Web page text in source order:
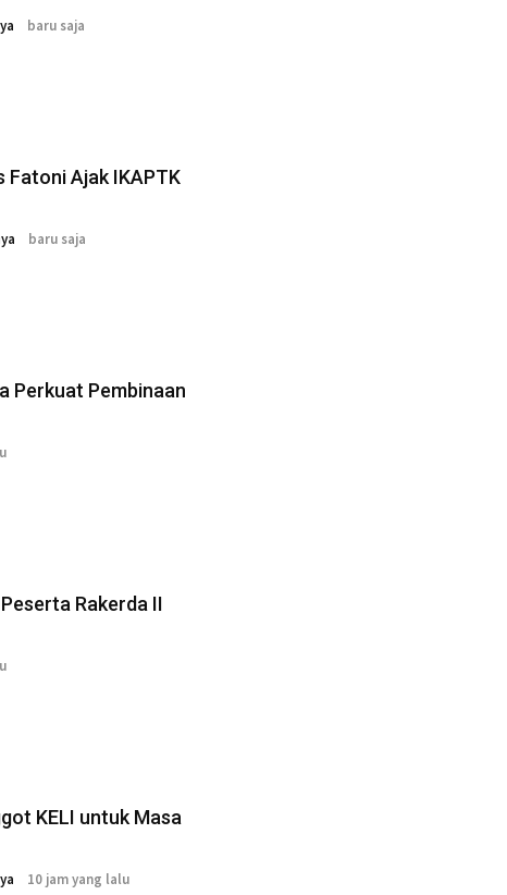
baru saja
Fatoni Ajak IKAPTK
baru saja
Perkuat Pembinaan
Rakerda II
KELI untuk Masa
10 jam yang lalu